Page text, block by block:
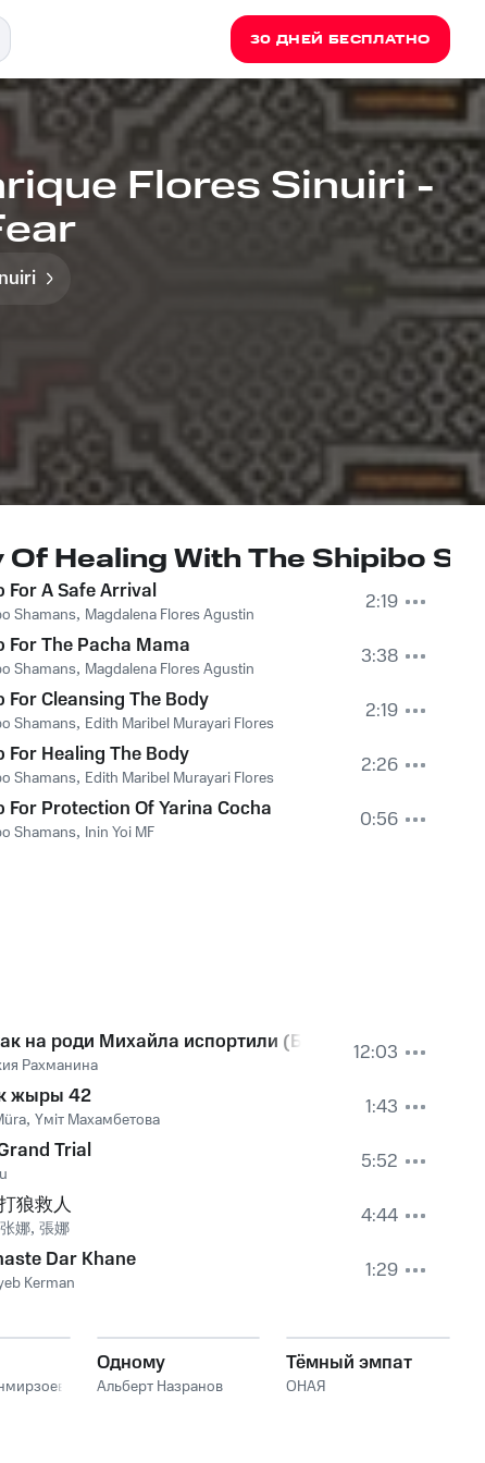
30 ДНЕЙ БЕСПЛАТНО
Flores Sinuiri -
Healing With The Shipibo
For A Safe Arrival
Shamans, Magdalena Flores Agustin
2:19
For The Pacha Mama
Shamans, Magdalena Flores Agustin
3:38
For Cleansing The Body
Shamans, Edith Maribel Murayari Flores
2:19
For Healing The Body
Shamans, Edith Maribel Murayari Flores
2:26
For Protection Of Yarina Cocha
Shamans, Inin Yoi MF 0:56
на роди Михайла испортили (Былина)
Рахманина
12:03
жыры 42
, Үміт Махамбетова
1:43
Trial
5:52
狼救人
张娜, 張娜
4:44
Dar Khane
Kerman 1:29
Одному
Альберт Назранов
Тёмный эмпат
ОНАЯ